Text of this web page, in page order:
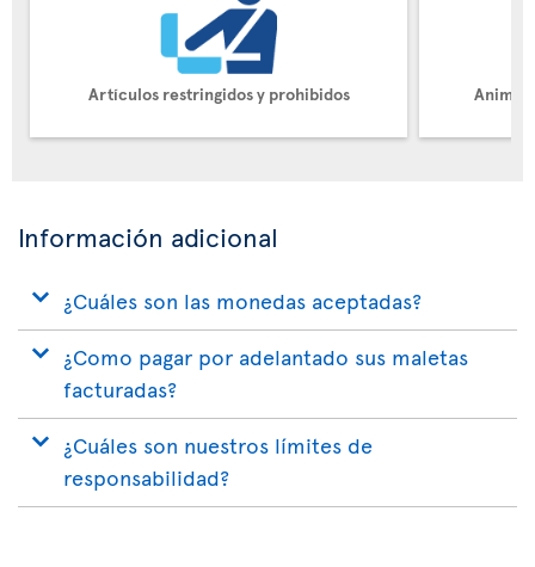
Artículos restringidos y prohibidos
Información adicional
¿Cuáles son las monedas aceptadas?
¿Como pagar por adelantado sus maletas
facturadas?
¿Cuáles son nuestros límites de
responsabilidad?